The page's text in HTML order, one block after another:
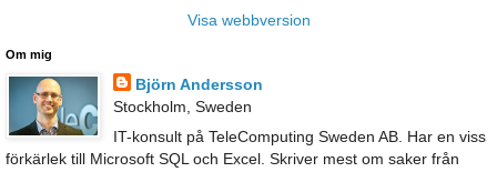
Visa webbversion
Om mig
Björn Andersson
Stockholm, Sweden
IT-konsult på TeleComputing Sweden AB. Har en viss
förkärlek till Microsoft SQL och Excel. Skriver mest om saker från